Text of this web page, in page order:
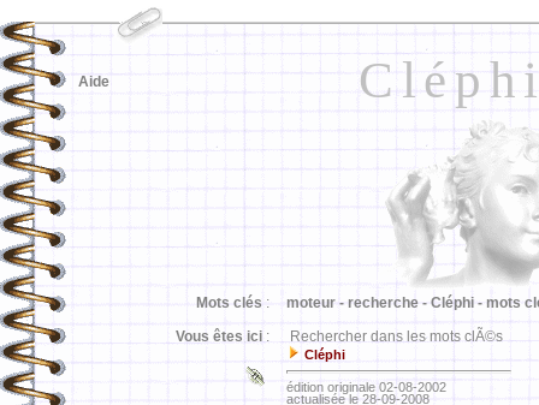
Aide
Mots clés : moteur - recherche - Cléphi - mots
Vous êtes ici : Rechercher dans les mots clÃ©s
Cléphi
édition originale 02-08-2002
actualisée le 28-09-2008